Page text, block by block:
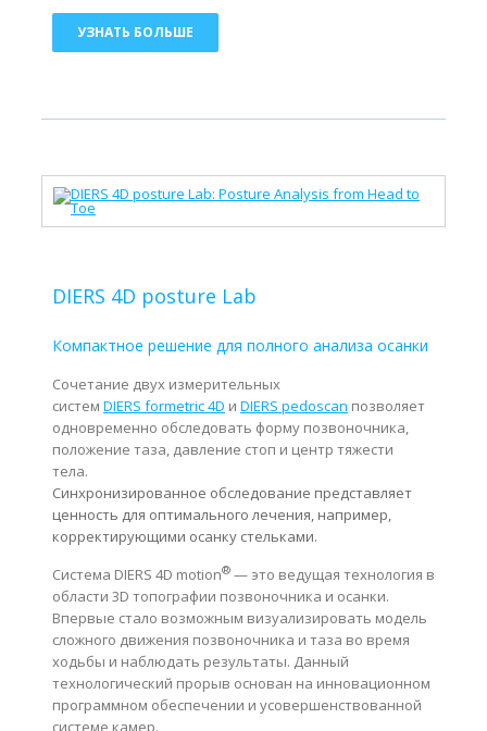
УЗНАТЬ БОЛЬШЕ
DIERS 4D posture Lab
Компактное решение для полного анализа осанки
Сочетание двух измерительных
систем DIERS formetric 4D и DIERS pedoscan позволяет
одновременно обследовать форму позвоночника,
положение таза, давление стоп и центр тяжести
тела.
Синхронизированное обследование представляет
ценность для оптимального лечения, например,
корректирующими осанку стельками.
Система DIERS 4D motion® — это ведущая технология в
области 3D топографии позвоночника и осанки.
Впервые стало возможным визуализировать модель
сложного движения позвоночника и таза во время
ходьбы и наблюдать результаты. Данный
технологический прорыв основан на инновационном
программном обеспечении и усовершенствованной
системе камер.